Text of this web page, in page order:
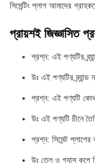
সিমেন্টিং প্লাগ আমাদের
প্রায়শই জিজ্ঞাসিত
প্রশ্ন: এই পণ্যটির
উঃ এই পণ্যটির
প্রশ্ন: এই পণ্যটি
উঃ এই পণ্যটি চীনে
প্রশ্ন: সিমেন্ট
উঃ তেল ও গ্যাস কূপে